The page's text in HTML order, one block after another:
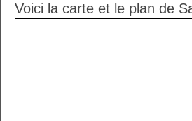
Voici la carte et le plan de